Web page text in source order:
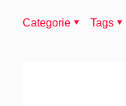
Categorie Tags